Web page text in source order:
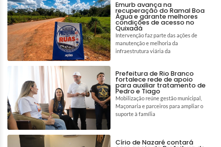
Emurb avança na
recuperação do Ramal Boa
Água e garante melhores
condições de acesso no
Quixadá
Intervenção faz parte das ações de
manutenção e melhoria da
infraestrutura viária da
Prefeitura de Rio Branco
fortalece rede de apoio
para auxiliar tratamento de
Pedro e Tiago
Mobilização reúne gestão municipal,
Maçonaria e parceiros para ampliar o
suporte à família
Círio de Nazaré contará